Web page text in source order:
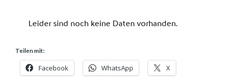
Teilen mit:
Facebook WhatsApp X